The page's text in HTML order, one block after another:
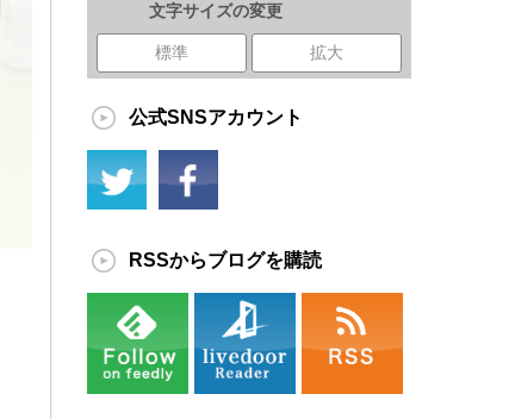
文字サイズの変更
標準 拡大
公式SNSアカウント
RSSからブログを購読